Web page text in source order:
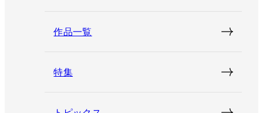
作品一覧
特集